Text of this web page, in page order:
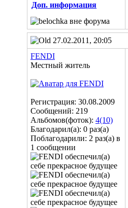
Доп. информация
27.02.2011, 20:05
FENDI
Местный житель
Регистрация: 30.08.2009
Сообщений: 219
Альбомов(фоток): 4(10)
Благодарил(а): 0 раз(а)
Поблагодарили: 2 раз(а) в
1 сообщении